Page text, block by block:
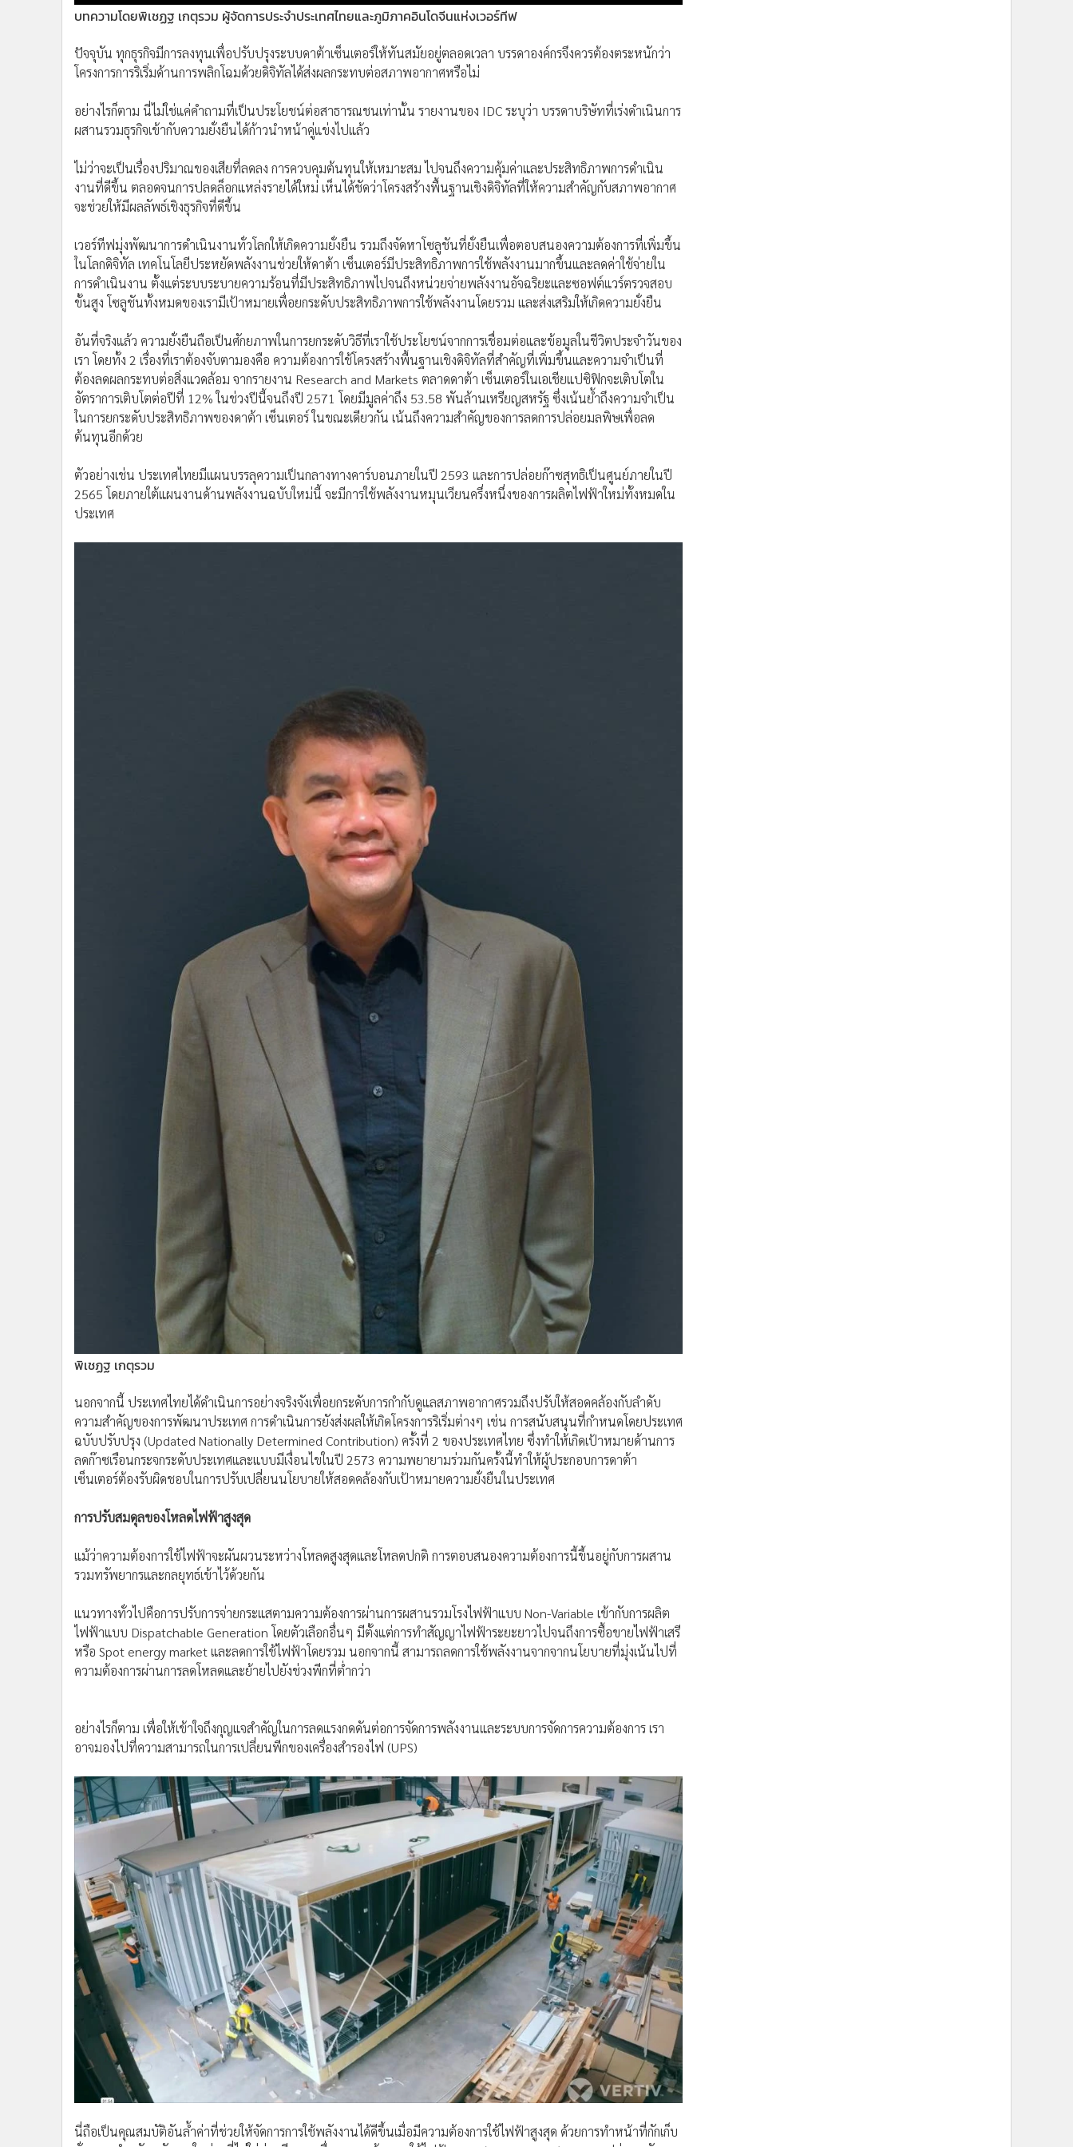
Celeb Online
บทความโดยพิเชฏฐ เกตุรวม ผู้จัดการประจำประเทศไทยและภูมิภาคอินโดจีนแห่งเวอร์ทีฟ
ปัจจุบัน ทุกธุรกิจมีการลงทุนเพื่อปรับปรุงระบบดาต้าเซ็นเตอร์ให้ทันสมัยอยู่ตลอดเวลา บรรดาองค์กรจึงควรต้องตระหนักว่า
โครงการการริเริ่มด้านการพลิกโฉมด้วยดิจิทัลได้ส่งผลกระทบต่อสภาพอากาศหรือไม่
อย่างไรก็ตาม นี่ไม่ใช่แค่คำถามที่เป็นประโยชน์ต่อสาธารณชนเท่านั้น รายงานของ IDC ระบุว่า บรรดาบริษัทที่เร่งดำเนินการ
ผสานรวมธุรกิจเข้ากับความยั่งยืนได้ก้าวนำหน้าคู่แข่งไปแล้ว
ไม่ว่าจะเป็นเรื่องปริมาณของเสียที่ลดลง การควบคุมต้นทุนให้เหมาะสม ไปจนถึงความคุ้มค่าและประสิทธิภาพการดำเนิน
งานที่ดีขึ้น ตลอดจนการปลดล็อกแหล่งรายได้ใหม่ เห็นได้ชัดว่าโครงสร้างพื้นฐานเชิงดิจิทัลที่ให้ความสำคัญกับสภาพอากาศ
จะช่วยให้มีผลลัพธ์เชิงธุรกิจที่ดีขึ้น
เวอร์ทีฟมุ่งพัฒนาการดำเนินงานทั่วโลกให้เกิดความยั่งยืน รวมถึงจัดหาโซลูชันที่ยั่งยืนเพื่อตอบสนองความต้องการที่เพิ่มขึ้น
ในโลกดิจิทัล เทคโนโลยีประหยัดพลังงานช่วยให้ดาต้า เซ็นเตอร์มีประสิทธิภาพการใช้พลังงานมากขึ้นและลดค่าใช้จ่ายใน
การดำเนินงาน ตั้งแต่ระบบระบายความร้อนที่มีประสิทธิภาพไปจนถึงหน่วยจ่ายพลังงานอัจฉริยะและซอฟต์แวร์ตรวจสอบ
ขั้นสูง โซลูชันทั้งหมดของเรามีเป้าหมายเพื่อยกระดับประสิทธิภาพการใช้พลังงานโดยรวม และส่งเสริมให้เกิดความยั่งยืน
อันที่จริงแล้ว ความยั่งยืนถือเป็นศักยภาพในการยกระดับวิธีที่เราใช้ประโยชน์จากการเชื่อมต่อและข้อมูลในชีวิตประจำวันของ
เรา โดยทั้ง 2 เรื่องที่เราต้องจับตามองคือ ความต้องการใช้โครงสร้างพื้นฐานเชิงดิจิทัลที่สำคัญที่เพิ่มขึ้นและความจำเป็นที่
ต้องลดผลกระทบต่อสิ่งแวดล้อม จากรายงาน Research and Markets ตลาดดาต้า เซ็นเตอร์ในเอเชียแปซิฟิกจะเติบโตใน
อัตราการเติบโตต่อปีที่ 12% ในช่วงปีนี้จนถึงปี 2571 โดยมีมูลค่าถึง 53.58 พันล้านเหรียญสหรัฐ ซึ่งเน้นย้ำถึงความจำเป็น
ในการยกระดับประสิทธิภาพของดาต้า เซ็นเตอร์ ในขณะเดียวกัน เน้นถึงความสำคัญของการลดการปล่อยมลพิษเพื่อลด
ต้นทุนอีกด้วย
ตัวอย่างเช่น ประเทศไทยมีแผนบรรลุความเป็นกลางทางคาร์บอนภายในปี 2593 และการปล่อยก๊าซสุทธิเป็นศูนย์ภายในปี
2565 โดยภายใต้แผนงานด้านพลังงานฉบับใหม่นี้ จะมีการใช้พลังงานหมุนเวียนครึ่งหนึ่งของการผลิตไฟฟ้าใหม่ทั้งหมดใน
ประเทศ
พิเชฏฐ เกตุรวม
นอกจากนี้ ประเทศไทยได้ดำเนินการอย่างจริงจังเพื่อยกระดับการกำกับดูแลสภาพอากาศรวมถึงปรับให้สอดคล้องกับลำดับ
ความสำคัญของการพัฒนาประเทศ การดำเนินการยังส่งผลให้เกิดโครงการริเริ่มต่างๆ เช่น การสนับสนุนที่กำหนดโดยประเทศ
ฉบับปรับปรุง (Updated Nationally Determined Contribution) ครั้งที่ 2 ของประเทศไทย ซึ่งทำให้เกิดเป้าหมายด้านการ
ลดก๊าซเรือนกระจกระดับประเทศและแบบมีเงื่อนไขในปี 2573 ความพยายามร่วมกันครั้งนี้ทำให้ผู้ประกอบการดาต้า
เซ็นเตอร์ต้องรับผิดชอบในการปรับเปลี่ยนนโยบายให้สอดคล้องกับเป้าหมายความยั่งยืนในประเทศ
การปรับสมดุลของโหลดไฟฟ้าสูงสุด
แม้ว่าความต้องการใช้ไฟฟ้าจะผันผวนระหว่างโหลดสูงสุดและโหลดปกติ การตอบสนองความต้องการนี้ขึ้นอยู่กับการผสาน
รวมทรัพยากรและกลยุทธ์เข้าไว้ด้วยกัน
แนวทางทั่วไปคือการปรับการจ่ายกระแสตามความต้องการผ่านการผสานรวมโรงไฟฟ้าแบบ Non-Variable เข้ากับการผลิต
ไฟฟ้าแบบ Dispatchable Generation โดยตัวเลือกอื่นๆ มีตั้งแต่การทำสัญญาไฟฟ้าระยะยาวไปจนถึงการซื้อขายไฟฟ้าเสรี
หรือ Spot energy market และลดการใช้ไฟฟ้าโดยรวม นอกจากนี้ สามารถลดการใช้พลังงานจากจากนโยบายที่มุ่งเน้นไปที่
ความต้องการผ่านการลดโหลดและย้ายไปยังช่วงพีกที่ต่ำกว่า
อย่างไรก็ตาม เพื่อให้เข้าใจถึงกุญแจสำคัญในการลดแรงกดดันต่อการจัดการพลังงานและระบบการจัดการความต้องการ เรา
อาจมองไปที่ความสามารถในการเปลี่ยนพีกของเครื่องสำรองไฟ (UPS)